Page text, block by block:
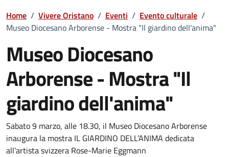
Home / Vivere Oristano / Eventi / Evento culturale /
Museo Diocesano Arborense - Mostra "Il giardino dell'anima"
Museo Diocesano
Arborense - Mostra "Il
giardino dell'anima"
Dettaglio dell'evento
Sabato 9 marzo, alle 18.30, il Museo Diocesano Arborense
inaugura la mostra IL GIARDINO DELL’ANIMA dedicata
all’artista svizzera Rose-Marie Eggmann